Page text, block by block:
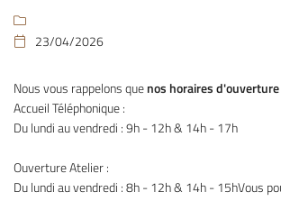


23/04/2026
Nous vous rappelons quenos horaires d'ouverture
Accueil Téléphonique :
Du lundi au vendredi : 9h - 12h & 14h - 17h
Ouverture Atelier :
Du lundi au vendredi : 8h - 12h & 14h - 15hVous
 Adresse email de réception
l'adresse email indiqué ci-dessus. Vous pouvez vous désinscrire à
utilisantle formulaire de désinscription